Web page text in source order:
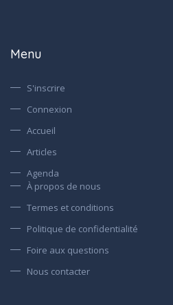
Menu
S'inscrire
Connexion
Accueil
Articles
Agenda
À propos de nous
Termes et conditions
Politique de confidentialité
Foire aux questions
Nous contacter